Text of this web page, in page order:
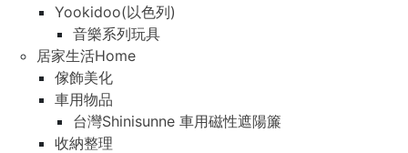
Yookidoo(以色列)
音樂系列玩具
居家生活Home
傢飾美化
車用物品
台灣Shinisunne 車用磁性遮陽簾
收納整理